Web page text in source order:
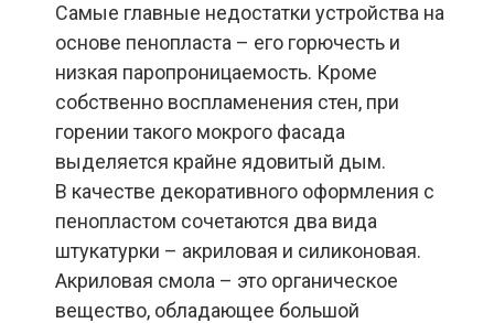
Самые главные недостатки устройства на
основе пенопласта – его горючесть и
низкая паропроницаемость. Кроме
собственно воспламенения стен, при
горении такого мокрого фасада
выделяется крайне ядовитый дым.
В качестве декоративного оформления с
пенопластом сочетаются два вида
штукатурки – акриловая и силиконовая.
Акриловая смола – это органическое
вещество, обладающее большой